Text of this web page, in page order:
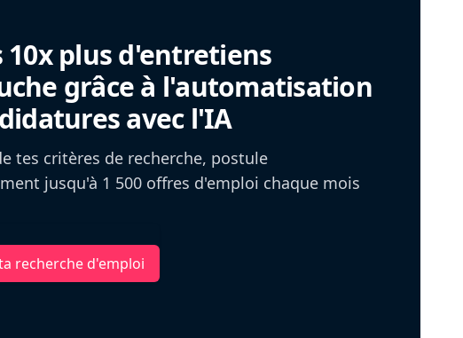
10x plus d'entretiens
grâce à l'automatisation
avec l'IA
tes critères de recherche, postule
jusqu'à 1 500 offres d'emploi chaque mois
recherche d'emploi